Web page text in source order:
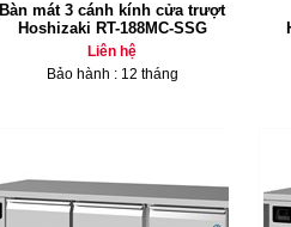
Bàn mát 3 cánh kính cửa trượt
Hoshizaki RT-188MC-SSG
Liên hệ
Bảo hành : 12 tháng